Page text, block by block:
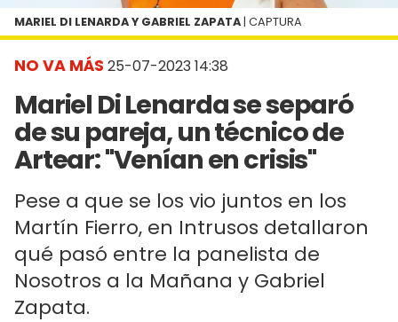
NO VA MÁS 25-07-2023 14:38
Mariel Di Lenarda se separó
de su pareja, un técnico de
Artear: "Venían en crisis"
Pese a que se los vio juntos en los
Martín Fierro, en Intrusos detallaron
qué pasó entre la panelista de
Nosotros a la Mañana y Gabriel
Zapata.
MARIEL DI LENARDA Y GABRIEL ZAPATA | CAPTURA